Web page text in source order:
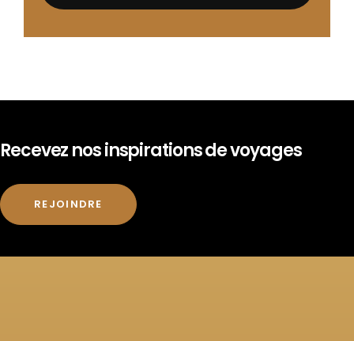
Recevez nos inspirations de voyages
REJOINDRE